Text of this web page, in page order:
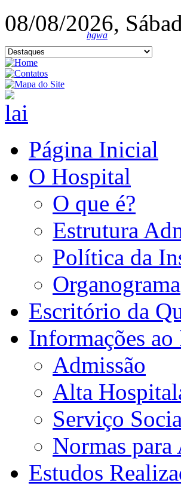
08/08/2026,
hgwa
Página Inicial
O Hospital
O que é?
Estrutura
Política da
Organograma
Escritório da
Informações ao
Admissão
Alta
Serviço
Normas
Estudos